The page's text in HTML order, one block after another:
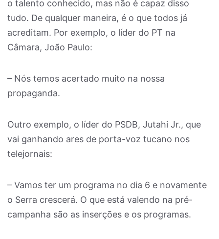
o talento conhecido, mas não é capaz disso
tudo. De qualquer maneira, é o que todos já
acreditam. Por exemplo, o líder do PT na
Câmara, João Paulo:
– Nós temos acertado muito na nossa
propaganda.
Outro exemplo, o líder do PSDB, Jutahi Jr., que
vai ganhando ares de porta-voz tucano nos
telejornais:
– Vamos ter um programa no dia 6 e novamente
o Serra crescerá. O que está valendo na pré-
campanha são as inserções e os programas.